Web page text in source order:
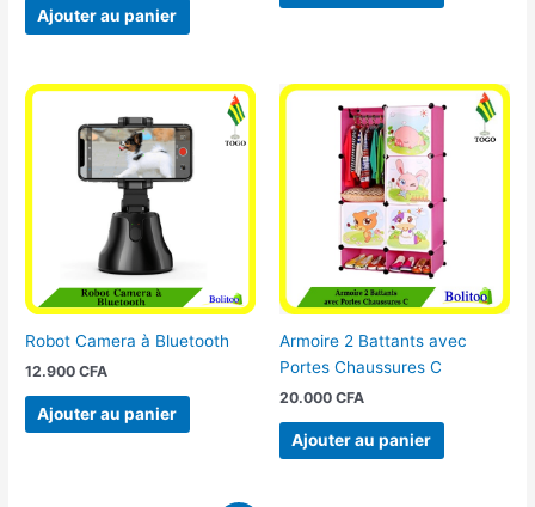
Ajouter au panier
Robot Camera à Bluetooth
12.900CFA
Ajouter au panier
Armoire 2 Battants avec
Portes Chaussures C
20.000 CFA
Ajouter au panier